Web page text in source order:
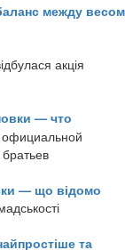
между весом
акція
— что
— що відомо
та